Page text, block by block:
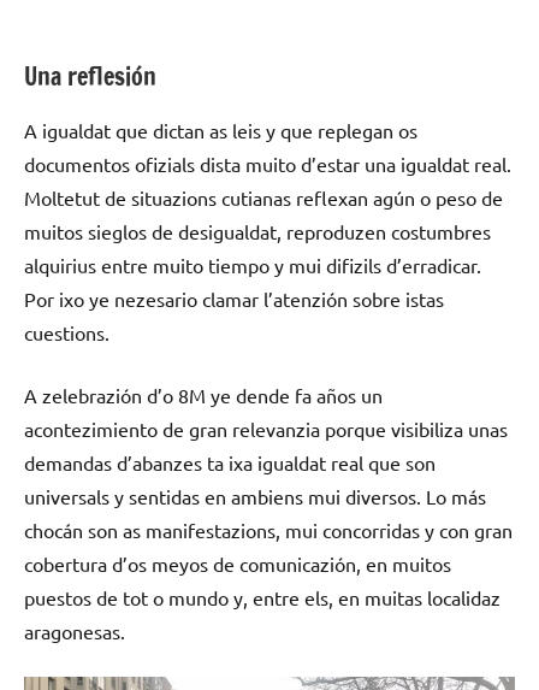
Una reflesión
A igualdat que dictan as leis y que replegan os
documentos ofizials dista muito d’estar una igualdat real.
Moltetut de situazions cutianas reflexan agún o peso de
muitos sieglos de desigualdat, reproduzen costumbres
alquirius entre muito tiempo y mui difizils d’erradicar.
Por ixo ye nezesario clamar l’atenzión sobre istas
cuestions.
A zelebrazión d’o 8M ye dende fa años un
acontezimiento de gran relevanzia porque visibiliza unas
demandas d’abanzes ta ixa igualdat real que son
universals y sentidas en ambiens mui diversos. Lo más
chocán son as manifestazions, mui concorridas y con gran
cobertura d’os meyos de comunicazión, en muitos
puestos de tot o mundo y, entre els, en muitas localidaz
aragonesas.